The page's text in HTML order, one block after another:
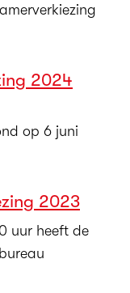
2024
op 6 juni
2023
uur heeft de